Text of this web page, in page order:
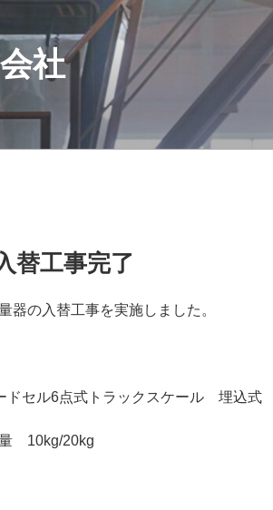
社
替工事完了
器の入替工事を実施しました。
セル6点式トラックスケール 埋込式
10kg/20kg